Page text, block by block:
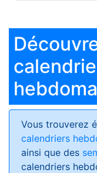
Vous trouverez
calendriers
ainsi que des
calendriers